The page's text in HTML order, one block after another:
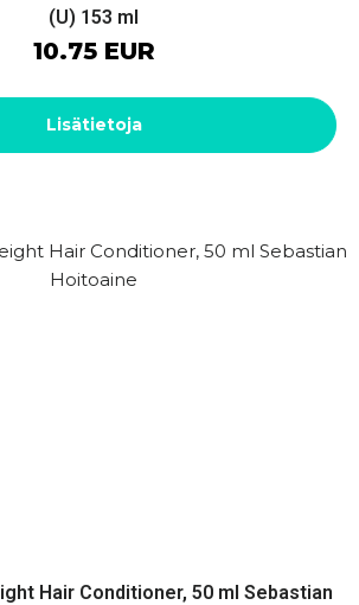
(U) 153 ml
10.75 EUR
Lisätietoja
Hair Conditioner, 50 ml Sebastian